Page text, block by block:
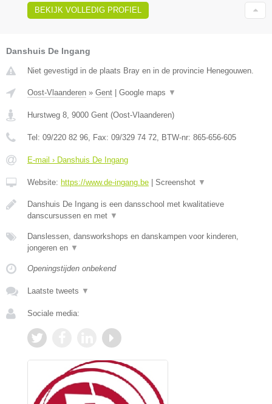
BEKIJK VOLLEDIG PROFIEL
Danshuis De Ingang
Niet gevestigd in de plaats Bray en in de provincie Henegouwen.
Oost-Vlaanderen » Gent Google maps ▼
Hurstweg 8 9000 Gent (Oost-Vlaanderen)
Tel: 09/220 82 96 , Fax: 09/329 74 72 , BTW-nr: 865-656-605
E-mail › Danshuis De Ingang
Website: https://www.de-ingang.be Screenshot ▼
Danshuis De Ingang is een dansschool met kwalitatieve
danscursussen en met ▼
Danslessen, dansworkshops en danskampen voor kinderen,
jongeren en ▼
Openingstijden onbekend
Laatste tweets ▼
Sociale media: